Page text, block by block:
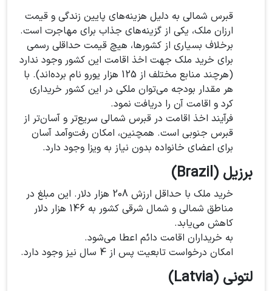
قبرس شمالی به دلیل هزینه‌های پایین زندگی و قیمت
ارزان ملک، یکی از گزینه‌های جذاب برای مهاجرت است.
برخلاف بسیاری از کشورها، هیچ قیمت حداقلی رسمی
برای خرید ملک جهت اخذ اقامت این کشور وجود ندارد
(هرچند منابع مختلف از 125 هزار یورو نام برده‌اند). با
هر مقدار بودجه می‌توان ملکی در این کشور خریداری
کرد و اقامت آن را دریافت نمود.
فرآیند اخذ اقامت در قبرس شمالی سریع‌تر و آسان‌تر از
قبرس جنوبی است. همچنین، امکان رفت‌وآمد آسان
برای اعضای خانواده بدون نیاز به ویزا وجود دارد.
برزیل (Brazil)
خرید ملک با حداقل ارزش 208 هزار دلار. این مبلغ در
مناطق شمالی و شمال شرقی کشور به 146 هزار دلار
کاهش می‌یابد.
به خریداران اقامت دائم اعطا می‌شود.
امکان درخواست تابعیت پس از 4 سال نیز وجود دارد.
لتونی (Latvia)